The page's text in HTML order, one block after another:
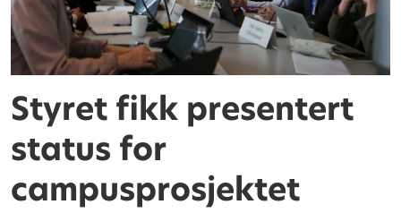
Styret fikk presentert
status for
campusprosjektet